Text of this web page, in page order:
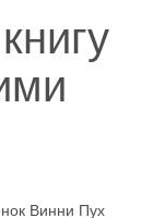
Винни Пух